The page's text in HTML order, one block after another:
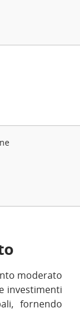
moderato
investimenti
fornendo